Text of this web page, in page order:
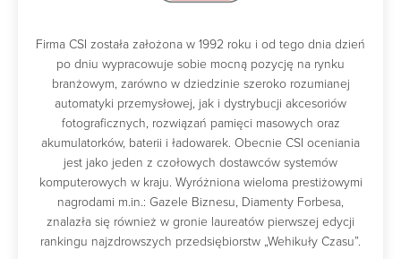
Firma CSI została założona w 1992 roku i od tego dnia dzień
po dniu wypracowuje sobie mocną pozycję na rynku
branżowym, zarówno w dziedzinie szeroko rozumianej
automatyki przemysłowej, jak i dystrybucji akcesoriów
fotograficznych, rozwiązań pamięci masowych oraz
akumulatorków, baterii i ładowarek. Obecnie CSI oceniania
jest jako jeden z czołowych dostawców systemów
komputerowych w kraju. Wyróżniona wieloma prestiżowymi
nagrodami m.in.: Gazele Biznesu, Diamenty Forbesa,
znalazła się również w gronie laureatów pierwszej edycji
rankingu najzdrowszych przedsiębiorstw „Wehikuły Czasu”.